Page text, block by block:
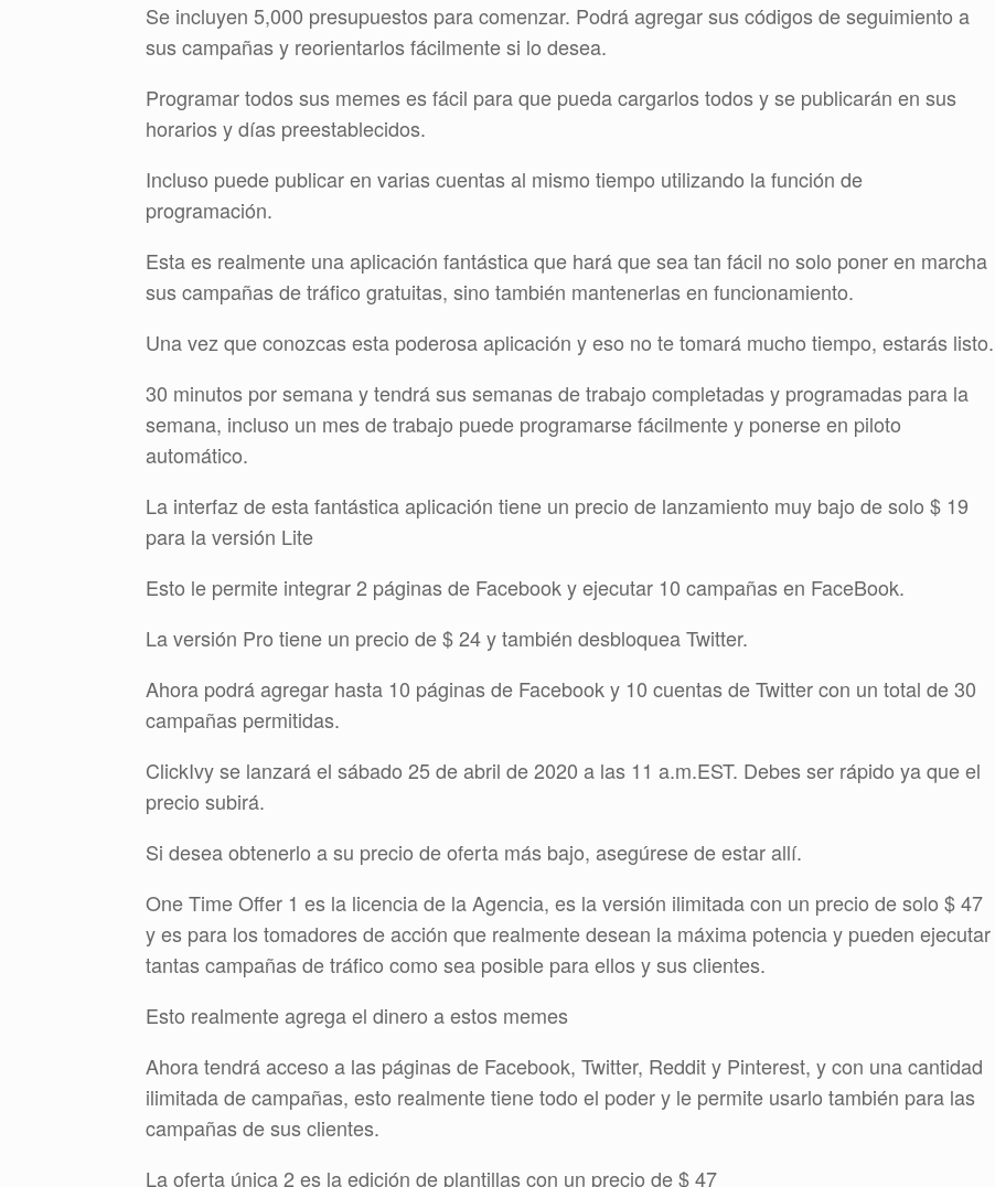
Se incluyen 5,000 presupuestos para comenzar. Podrá agregar sus códigos de seguimiento a
sus campañas y reorientarlos fácilmente si lo desea.
Programar todos sus memes es fácil para que pueda cargarlos todos y se publicarán en sus
horarios y días preestablecidos.
Incluso puede publicar en varias cuentas al mismo tiempo utilizando la función de
programación.
Esta es realmente una aplicación fantástica que hará que sea tan fácil no solo poner en marcha
sus campañas de tráfico gratuitas, sino también mantenerlas en funcionamiento.
Una vez que conozcas esta poderosa aplicación y eso no te tomará mucho tiempo, estarás listo.
30 minutos por semana y tendrá sus semanas de trabajo completadas y programadas para la
semana, incluso un mes de trabajo puede programarse fácilmente y ponerse en piloto
automático.
La interfaz de esta fantástica aplicación tiene un precio de lanzamiento muy bajo de solo $ 19
para la versión Lite
Esto le permite integrar 2 páginas de Facebook y ejecutar 10 campañas en FaceBook.
La versión Pro tiene un precio de $ 24 y también desbloquea Twitter.
Ahora podrá agregar hasta 10 páginas de Facebook y 10 cuentas de Twitter con un total de 30
campañas permitidas.
ClickIvy se lanzará el sábado 25 de abril de 2020 a las 11 a.m.EST. Debes ser rápido ya que el
precio subirá.
Si desea obtenerlo a su precio de oferta más bajo, asegúrese de estar allí.
One Time Offer 1 es la licencia de la Agencia, es la versión ilimitada con un precio de solo $ 47
y es para los tomadores de acción que realmente desean la máxima potencia y pueden ejecutar
tantas campañas de tráfico como sea posible para ellos y sus clientes.
Esto realmente agrega el dinero a estos memes
Ahora tendrá acceso a las páginas de Facebook, Twitter, Reddit y Pinterest, y con una cantidad
ilimitada de campañas, esto realmente tiene todo el poder y le permite usarlo también para las
campañas de sus clientes.
La oferta única 2 es la edición de plantillas con un precio de $ 47